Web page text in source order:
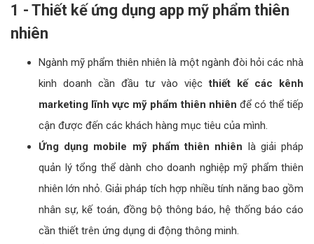
1 - Thiết kế ứng dụng app mỹ phẩm thiên
nhiên
Ngành mỹ phẩm thiên nhiên là một ngành đòi hỏi các nhà
kinh doanh cần đầu tư vào việcthiết kế các kênh
marketing lĩnh vực mỹ phẩm thiên nhiên để có thể tiếp
cận được đến các khách hàng mục tiêu của mình.
Ứng dụng mobile mỹ phẩm thiên nhiên là giải pháp
quản lý tổng thể dành cho doanh nghiệp mỹ phẩm thiên
nhiên lớn nhỏ. Giải pháp tích hợp nhiều tính năng bao gồm
nhân sự, kế toán, đồng bộ thông báo, hệ thống báo cáo
cần thiết trên ứng dụng di động thông minh.